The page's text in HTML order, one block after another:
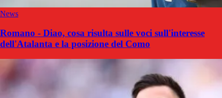
News
Romano - Diao, cosa risulta sulle voci sull'interesse
dell'Atalanta e la posizione del Como